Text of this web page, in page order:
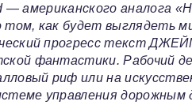
— американского аналога
как будет выглядеть
прогресс текст
фантастики. Рабочий
риф или на
управления